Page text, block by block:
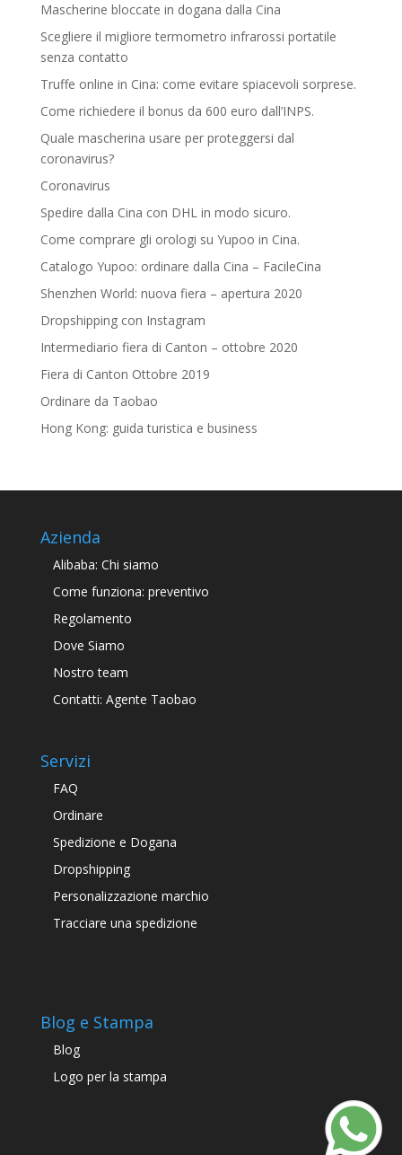
Mascherine bloccate in dogana dalla Cina
Scegliere il migliore termometro infrarossi portatile
senza contatto
Truffe online in Cina: come evitare spiacevoli sorprese.
Come richiedere il bonus da 600 euro dall’INPS.
Quale mascherina usare per proteggersi dal
coronavirus?
Coronavirus
Spedire dalla Cina con DHL in modo sicuro.
Come comprare gli orologi su Yupoo in Cina.
Catalogo Yupoo: ordinare dalla Cina – FacileCina
Shenzhen World: nuova fiera – apertura 2020
Dropshipping con Instagram
Intermediario fiera di Canton – ottobre 2020
Fiera di Canton Ottobre 2019
Ordinare da Taobao
Hong Kong: guida turistica e business
Azienda
Alibaba: Chi siamo
Come funziona: preventivo
Regolamento
Dove Siamo
Nostro team
Contatti: Agente Taobao
Servizi
FAQ
Ordinare
Spedizione e Dogana
Dropshipping
Personalizzazione marchio
Tracciare una spedizione
Blog e Stampa
Blog
Logo per la stampa